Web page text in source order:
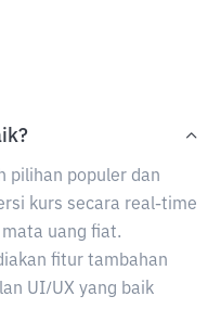
pilihan populer dan
kurs secara real-time
uang fiat.
fitur tambahan
UI/UX yang baik